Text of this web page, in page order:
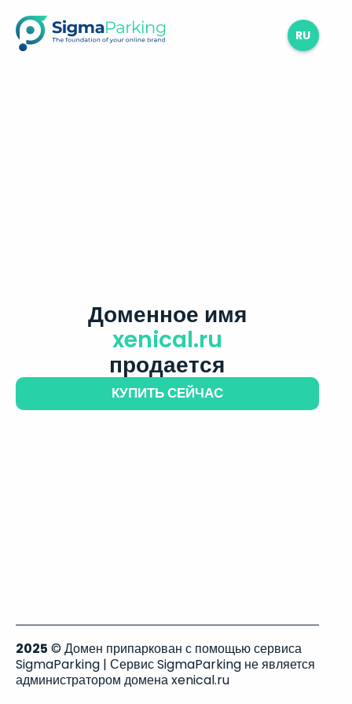
RU
Доменное имя
xenical.ru
продается
КУПИТЬ СЕЙЧАС
2025 © Домен припаркован с помощью сервиса
SigmaParking | Сервис SigmaParking не является
администратором домена xenical.ru